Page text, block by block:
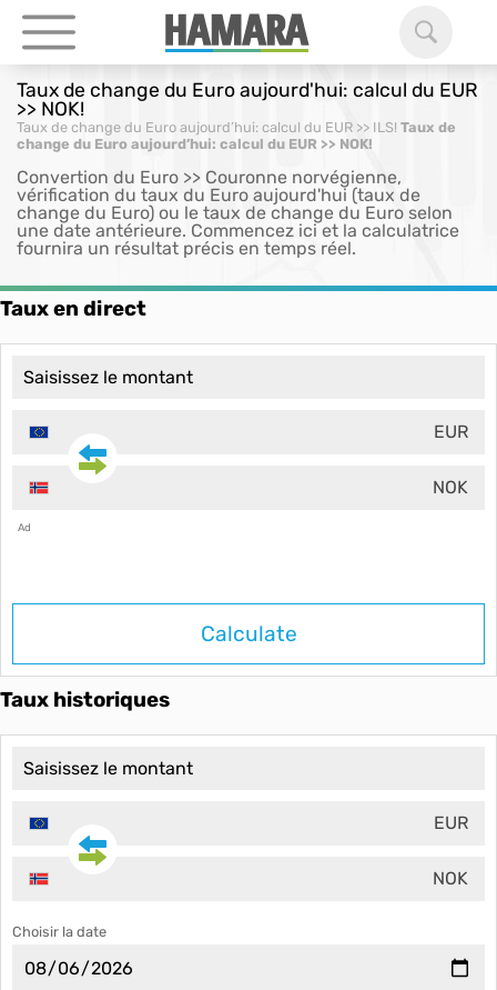
Taux de change du Euro aujourd'hui: calcul du EUR
>> NOK!
Taux de change du Euro aujourd’hui: calcul du EUR >> ILS! Taux de
change du Euro aujourd’hui: calcul du EUR >> NOK!
Convertion du Euro >> Couronne norvégienne,
vérification du taux du Euro aujourd'hui (taux de
change du Euro) ou le taux de change du Euro selon
une date antérieure. Commencez ici et la calculatrice
fournira un résultat précis en temps réel.
Taux en direct
EUR
NOK
Ad
Calculate
Taux historiques
EUR
NOK
Choisir la date